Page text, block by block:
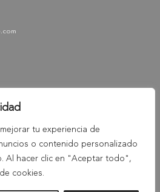
tu experiencia de
o contenido personalizado
Al hacer clic en "Aceptar todo",
cookies.
-
Store. Todos los derechos
Reservados